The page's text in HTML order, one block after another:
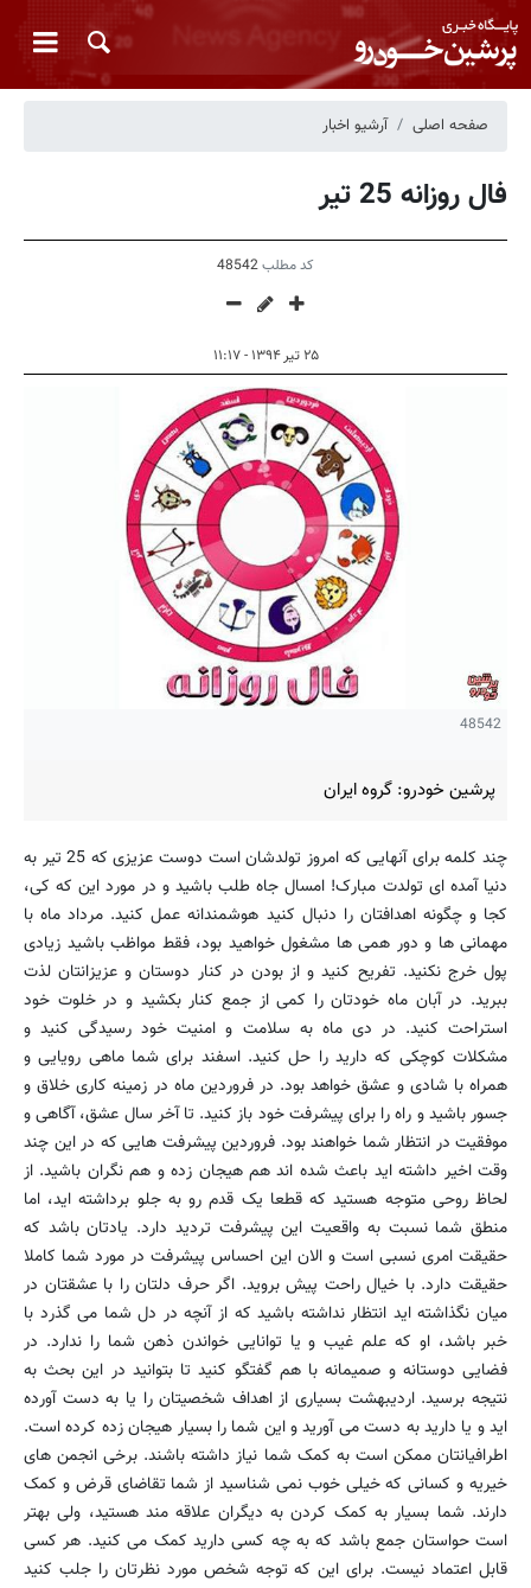
صفحه اصلی آرشیو اخبار
فال روزانه 25 تیر
کد مطلب48542
۲۵ تیر ۱۳۹۴ - ۱۱:۱۷
48542
پرشین خودرو: گروه ایران
چند کلمه برای آنهایی که امروز تولدشان است دوست عزیزی که 25 تیر به
دنیا آمده ای تولدت مبارک! امسال جاه طلب باشید و در مورد این که کی،
کجا و چگونه اهدافتان را دنبال کنید هوشمندانه عمل کنید. مرداد ماه با
مهمانی ها و دور همی ها مشغول خواهید بود، فقط مواظب باشید زیادی
پول خرج نکنید. تفریح کنید و از بودن در کنار دوستان و عزیزانتان لذت
ببرید. در آبان ماه خودتان را کمی از جمع کنار بکشید و در خلوت خود
استراحت کنید. در دی ماه به سلامت و امنیت خود رسیدگی کنید و
مشکلات کوچکی که دارید را حل کنید. اسفند برای شما ماهی رویایی و
همراه با شادی و عشق خواهد بود. در فروردین ماه در زمینه کاری خلاق و
جسور باشید و راه را برای پیشرفت خود باز کنید. تا آخر سال عشق، آگاهی و
موفقیت در انتظار شما خواهند بود. فروردین پیشرفت هایی که در این چند
وقت اخیر داشته اید باعث شده اند هم هیجان زده و هم نگران باشید. از
لحاظ روحی متوجه هستید که قطعا یک قدم رو به جلو برداشته اید، اما
منطق شما نسبت به واقعیت این پیشرفت تردید دارد. یادتان باشد که
حقیقت امری نسبی است و الان این احساس پیشرفت در مورد شما کاملا
حقیقت دارد. با خیال راحت پیش بروید. اگر حرف دلتان را با عشقتان در
میان نگذاشته اید انتظار نداشته باشید که از آنچه در دل شما می گذرد با
خبر باشد، او که علم غیب و یا توانایی خواندن ذهن شما را ندارد. در
فضایی دوستانه و صمیمانه با هم گفتگو کنید تا بتوانید در این بحث به
نتیجه برسید. اردیبهشت بسیاری از اهداف شخصیتان را یا به دست آورده
اید و یا دارید به دست می آورید و این شما را بسیار هیجان زده کرده است.
اطرافیانتان ممکن است به کمک شما نیاز داشته باشند. برخی انجمن های
خیریه و کسانی که خیلی خوب نمی شناسید از شما تقاضای قرض و کمک
دارند. شما بسیار به کمک کردن به دیگران علاقه مند هستید، ولی بهتر
است حواستان جمع باشد که به چه کسی دارید کمک می کنید. هر کسی
قابل اعتماد نیست. برای این که توجه شخص مورد نظرتان را جلب کنید